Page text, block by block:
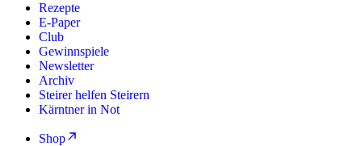
Rezepte
E-Paper
Club
Gewinnspiele
Newsletter
Archiv
Steirer helfen Steirern
Kärntner in Not
Shop